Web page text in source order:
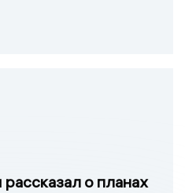
о планах